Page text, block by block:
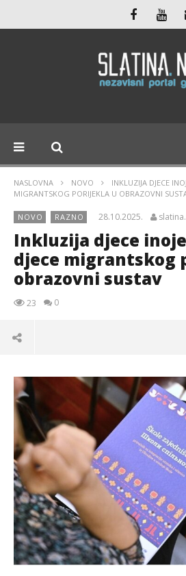
NASLOVNA NOVO
INKLUZIJA DJECE
MIGRANTSKOG PORIJEKLA U OBRAZOVNI
NOVO RAZNO 28.10.2025.
Inkluzija djece
djece migrantskog
obrazovni sustav
23 0
TRENUTNO